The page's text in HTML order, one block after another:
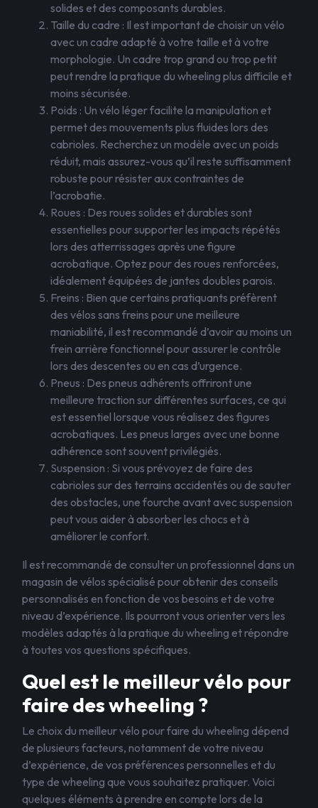
solides et des composants durables.
Taille du cadre : Il est important de choisir un vélo
avec un cadre adapté à votre taille et à votre
morphologie. Un cadre trop grand ou trop petit
peut rendre la pratique du wheeling plus difficile et
moins sécurisée.
Poids : Un vélo léger facilite la manipulation et
permet des mouvements plus fluides lors des
cabrioles. Recherchez un modèle avec un poids
réduit, mais assurez-vous qu’il reste suffisamment
robuste pour résister aux contraintes de
l’acrobatie.
Roues : Des roues solides et durables sont
essentielles pour supporter les impacts répétés
lors des atterrissages après une figure
acrobatique. Optez pour des roues renforcées,
idéalement équipées de jantes doubles parois.
Freins : Bien que certains pratiquants préfèrent
des vélos sans freins pour une meilleure
maniabilité, il est recommandé d’avoir au moins un
frein arrière fonctionnel pour assurer le contrôle
lors des descentes ou en cas d’urgence.
Pneus : Des pneus adhérents offriront une
meilleure traction sur différentes surfaces, ce qui
est essentiel lorsque vous réalisez des figures
acrobatiques. Les pneus larges avec une bonne
adhérence sont souvent privilégiés.
Suspension : Si vous prévoyez de faire des
cabrioles sur des terrains accidentés ou de sauter
des obstacles, une fourche avant avec suspension
peut vous aider à absorber les chocs et à
améliorer le confort.
Il est recommandé de consulter un professionnel dans un
magasin de vélos spécialisé pour obtenir des conseils
personnalisés en fonction de vos besoins et de votre
niveau d’expérience. Ils pourront vous orienter vers les
modèles adaptés à la pratique du wheeling et répondre
à toutes vos questions spécifiques.
Quel est le meilleur vélo pour
faire des wheeling ?
Le choix du meilleur vélo pour faire du wheeling dépend
de plusieurs facteurs, notamment de votre niveau
d’expérience, de vos préférences personnelles et du
type de wheeling que vous souhaitez pratiquer. Voici
quelques éléments à prendre en compte lors de la